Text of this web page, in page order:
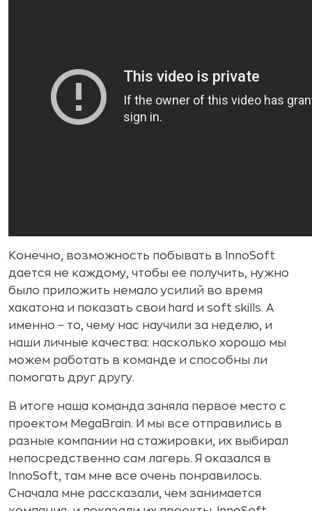
Конечно, возможность побывать в InnoSoft
дается не каждому, чтобы ее получить, нужно
было приложить немало усилий во время
хакатона и показать свои hard и soft skills. А
именно – то, чему нас научили за неделю, и
наши личные качества: насколько хорошо мы
можем работать в команде и способны ли
помогать друг другу.
В итоге наша команда заняла первое место с
проектом MegaBrain. И мы все отправились в
разные компании на стажировки, их выбирал
непосредственно сам лагерь. Я оказался в
InnoSoft, там мне все очень понравилось.
Сначала мне рассказали, чем занимается